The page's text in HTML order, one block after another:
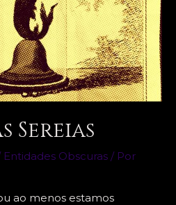
Sereias
Entidades Obscuras / Por
ao menos estamos